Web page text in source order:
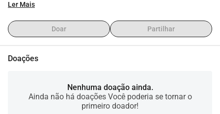
Ler Mais
Doar Partilhar
Doações
Nenhuma doação ainda.
Ainda não há doações Você poderia se tornar o
primeiro doador!